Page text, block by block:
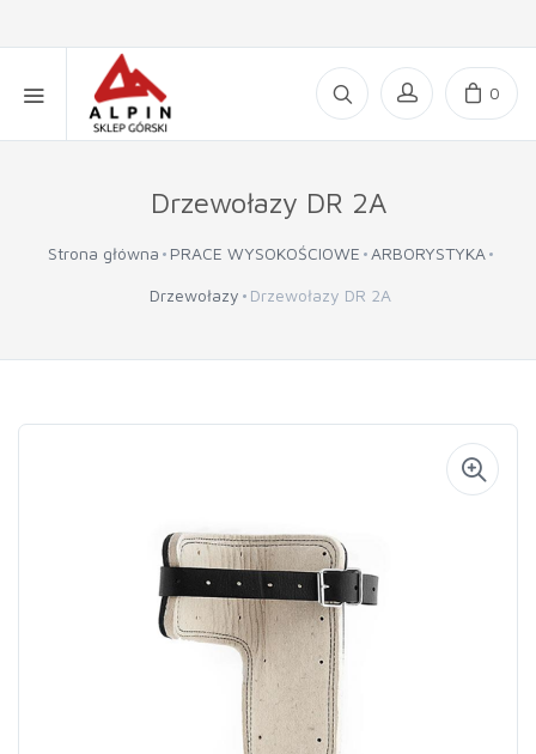
0
Drzewołazy DR 2A
Strona główna PRACE WYSOKOŚCIOWE ARBORYSTYKA
Drzewołazy Drzewołazy DR 2A